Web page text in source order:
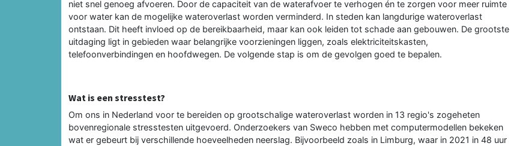
niet snel genoeg afvoeren. Door de capaciteit van de waterafvoer te verhogen én te zorgen voor meer ruimte
voor water kan de mogelijke wateroverlast worden verminderd. In steden kan langdurige wateroverlast
ontstaan. Dit heeft invloed op de bereikbaarheid, maar kan ook leiden tot schade aan gebouwen. De grootste
uitdaging ligt in gebieden waar belangrijke voorzieningen liggen, zoals elektriciteitskasten,
telefoonverbindingen en hoofdwegen. De volgende stap is om de gevolgen goed te bepalen.
Wat is een stresstest?
Om ons in Nederland voor te bereiden op grootschalige wateroverlast worden in 13 regio's zogeheten
bovenregionale stresstesten uitgevoerd. Onderzoekers van Sweco hebben met computermodellen bekeken
wat er gebeurt bij verschillende hoeveelheden neerslag. Bijvoorbeeld zoals in Limburg, waar in 2021 in 48 uur